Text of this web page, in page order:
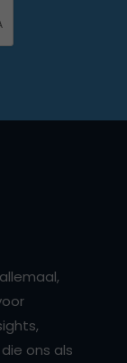
ons als